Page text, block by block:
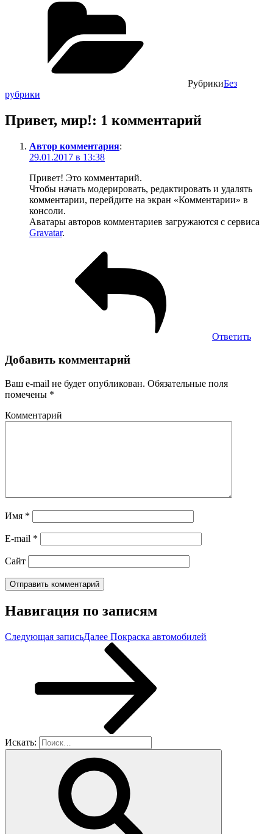
РубрикиБез
рубрики
Привет, мир!: 1 комментарий
Автор комментария:
29.01.2017 в 13:38
Привет! Это комментарий.
Чтобы начать модерировать, редактировать и удалять
комментарии, перейдите на экран «Комментарии» в
консоли.
Аватары авторов комментариев загружаются с сервиса
Gravatar.
Ответить
Добавить комментарий
Ваш e-mail не будет опубликован. Обязательные поля
помечены *
Комментарий
Имя *
E-mail *
Сайт
Навигация по записям
Следующая записьДалее Покраска автомобилей
Искать: